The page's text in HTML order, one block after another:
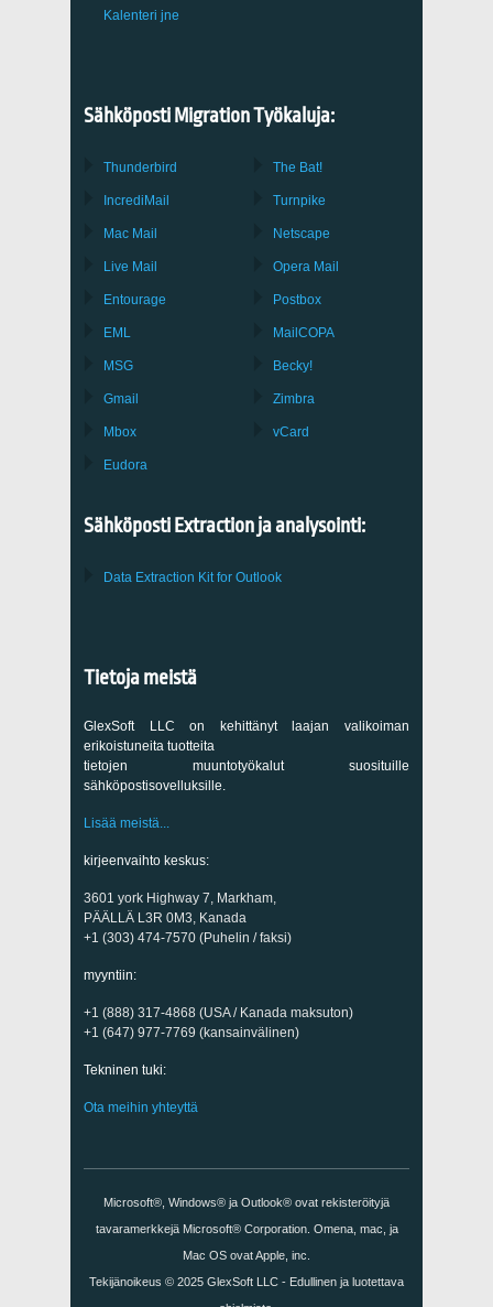
Kalenteri jne
Sähköposti Migration Työkaluja:
Thunderbird
IncrediMail
Mac Mail
Live Mail
Entourage
EML
MSG
Gmail
Mbox
Eudora
The Bat!
Turnpike
Netscape
Opera Mail
Postbox
MailCOPA
Becky!
Zimbra
vCard
Sähköposti Extraction ja analysointi:
Data Extraction Kit for Outlook
Tietoja meistä
GlexSoft LLC on kehittänyt laajan valikoiman
erikoistuneita tuotteita
tietojen muuntotyökalut suosituille
sähköpostisovelluksille.
Lisää meistä...
kirjeenvaihto keskus:
3601 york Highway 7, Markham,
PÄÄLLÄ L3R 0M3, Kanada
+1 (303) 474-7570 (Puhelin / faksi)
myyntiin:
+1 (888) 317-4868 (USA / Kanada maksuton)
+1 (647) 977-7769 (kansainvälinen)
Tekninen tuki:
Ota meihin yhteyttä
Microsoft®, Windows® ja Outlook® ovat rekisteröityjä
tavaramerkkejä Microsoft® Corporation. Omena, mac, ja
Mac OS ovat Apple, inc.
Tekijänoikeus © 2025 GlexSoft LLC - Edullinen ja luotettava